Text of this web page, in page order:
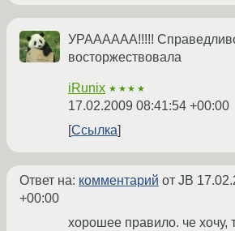
УРАААААА!!!!!
восторжествовала
iRunix ★★★★
17.02.2009 08:41:54 +00:00
Ссылка
Ответ на: комментарий от JB
+00:00
хорошее правило. че хочу,